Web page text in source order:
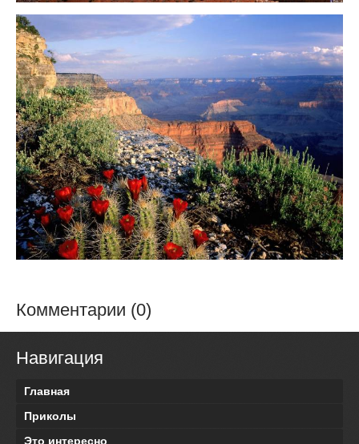
Комментарии (0)
Навигация
Главная
Приколы
Это интересно